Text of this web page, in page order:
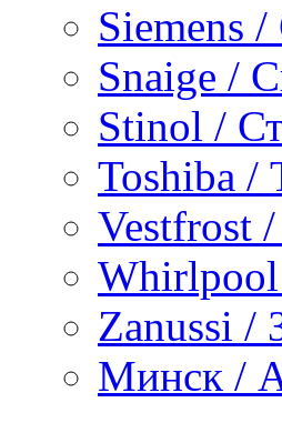
Siemens
Snaige /
Stinol /
Toshiba /
Vestfrost
Zanussi /
Минск /